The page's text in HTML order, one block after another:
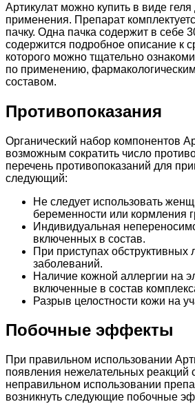
Артикулат можно купить в виде
применения. Препарат
пачку. Одна пачка содержит в себе
содержится подробное описание к
которого можно тщательно
по применению,
составом.
Противопоказания
Органический набор компонентов
возможным сократить число
перечень противопоказаний для
следующий:
Не следует использовать
беременности или кормления
Индивидуальная
включенных в состав.
При приступах обструктивных
заболеваний.
Наличие кожной аллергии на
включенные в состав
Разрыв целостности кожи на
Побочные эффекты
При правильном использовании
появления нежелательных реакций
неправильном использовании
возникнуть следующие побочные